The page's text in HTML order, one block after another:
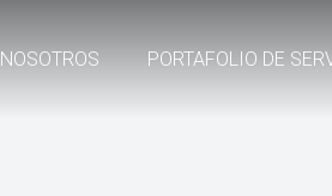
NOSOTROS PORTAFOLIO DE